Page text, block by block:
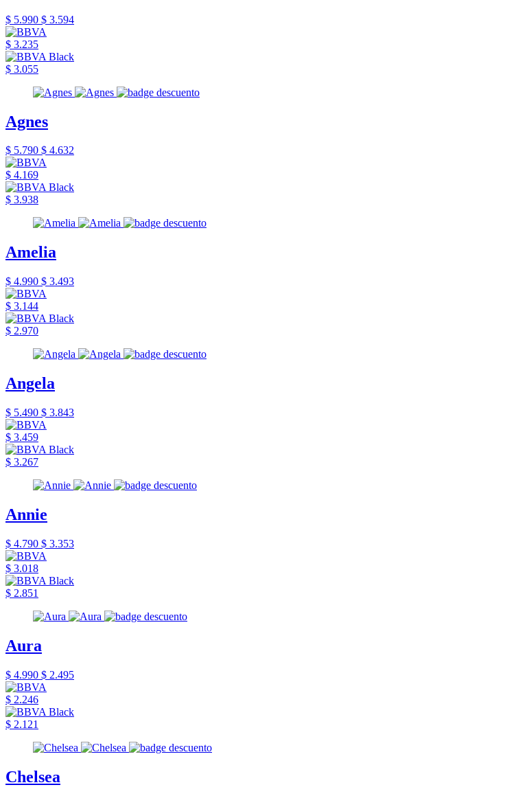
$ 5.990 $ 3.594
$ 3.235
$ 3.055
Agnes
$ 5.790 $ 4.632
$ 4.169
$ 3.938
Amelia
$ 4.990 $ 3.493
$ 3.144
$ 2.970
Angela
$ 5.490 $ 3.843
$ 3.459
$ 3.267
Annie
$ 4.790 $ 3.353
$ 3.018
$ 2.851
Aura
$ 4.990 $ 2.495
$ 2.246
$ 2.121
Chelsea